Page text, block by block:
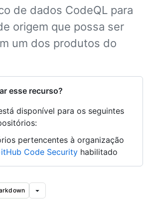
de dados CodeQL para
origem que possa ser
um dos produtos do
esse recurso?
disponível para os seguintes
pertencentes à organização
Code Security habilitado